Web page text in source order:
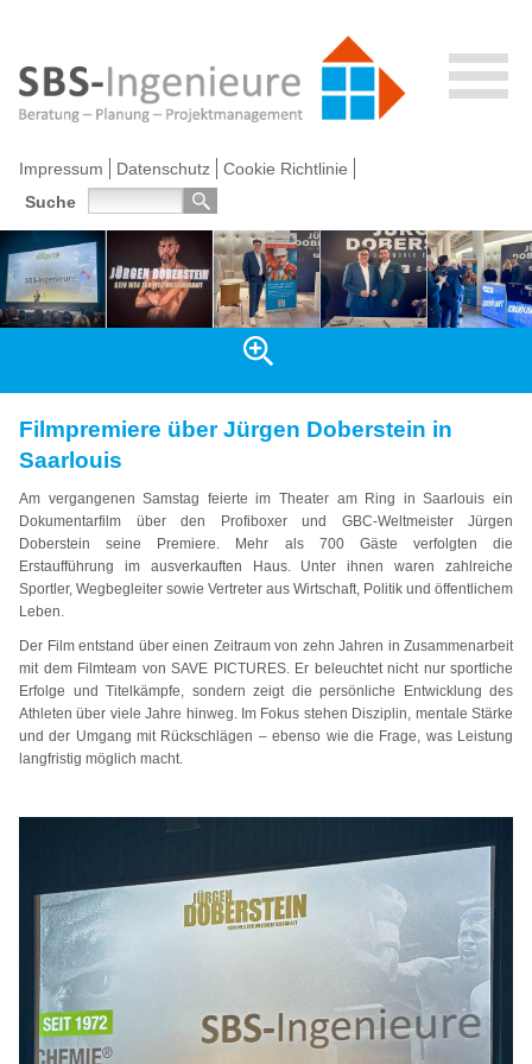
Impressum Datenschutz
Cookie Richtlinie
Suche
Filmpremiere über Jürgen Doberstein in
Saarlouis
Am vergangenen Samstag feierte im Theater am Ring in Saarlouis ein
Dokumentarfilm über den Profiboxer und GBC-Weltmeister Jürgen
Doberstein seine Premiere. Mehr als 700 Gäste verfolgten die
Erstaufführung im ausverkauften Haus. Unter ihnen waren zahlreiche
Sportler, Wegbegleiter sowie Vertreter aus Wirtschaft, Politik und öffentlichem
Leben.
Der Film entstand über einen Zeitraum von zehn Jahren in Zusammenarbeit
mit dem Filmteam von SAVE PICTURES. Er beleuchtet nicht nur sportliche
Erfolge und Titelkämpfe, sondern zeigt die persönliche Entwicklung des
Athleten über viele Jahre hinweg. Im Fokus stehen Disziplin, mentale Stärke
und der Umgang mit Rückschlägen – ebenso wie die Frage, was Leistung
langfristig möglich macht.